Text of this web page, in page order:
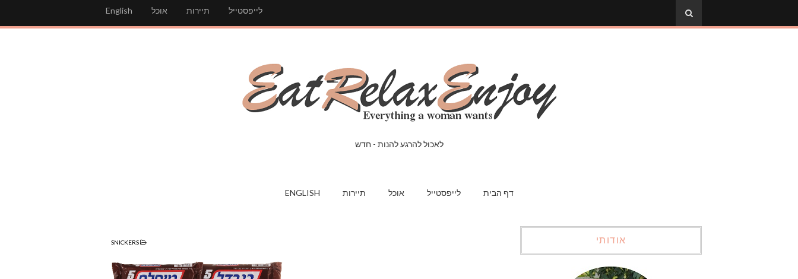
English אוכל תיירות לייפסטייל
לאכול להרגע להנות - חדש
דף הבית לייפסטייל אוכל תיירות ENGLISH
SNICKERS אודותי